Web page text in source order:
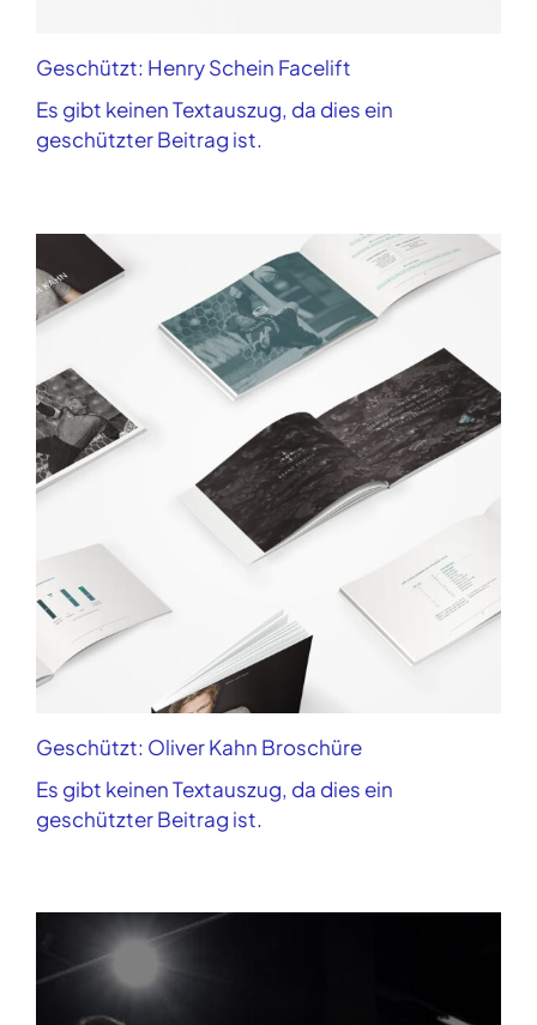
Geschützt: Henry Schein Facelift
Es gibt keinen Textauszug, da dies ein
geschützter Beitrag ist.
Geschützt: Oliver Kahn Broschüre
Es gibt keinen Textauszug, da dies ein
geschützter Beitrag ist.